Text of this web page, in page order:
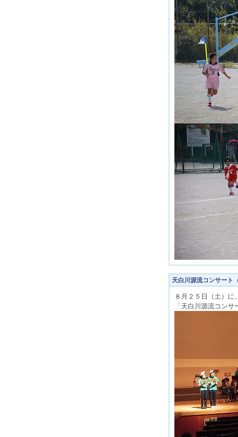
天白川源流コンサート
８月２５日（土）に
「天白川源流コン